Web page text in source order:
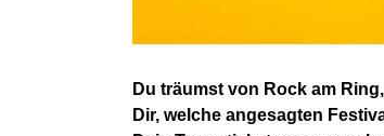
Du träumst von Rock am
Dir, welche angesagten